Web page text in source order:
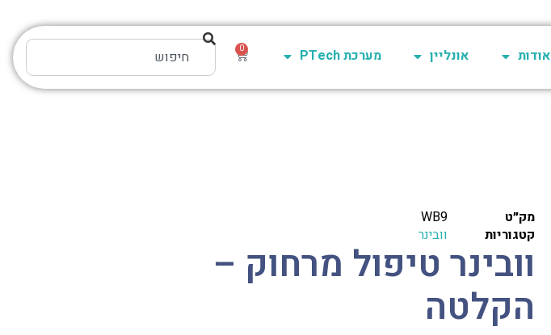
0 אודות אונליין מערכת PTech
מק״ט
WB9
קטגוריות
וובינר
וובינר טיפול מרחוק –
הקלטה